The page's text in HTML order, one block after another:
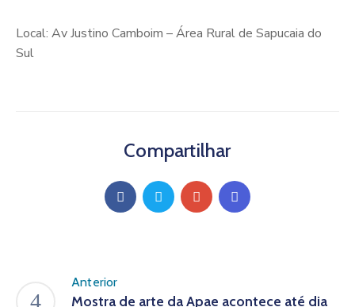
Local: Av Justino Camboim – Área Rural de Sapucaia do
Sul
Compartilhar
Anterior
Mostra de arte da Apae acontece até dia